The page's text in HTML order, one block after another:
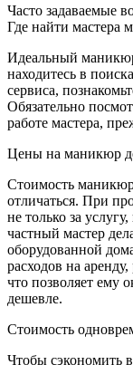
Часто задаваемые
Где найти мастера
Идеальный
находитесь в
сервиса,
Обязательно
работе мастера,
Цены на маникюр
Стоимость
отличаться. При
не только за
частный мастер
оборудованной
расходов на
что позволяет ему
дешевле.
Стоимость
Чтобы сэкономить